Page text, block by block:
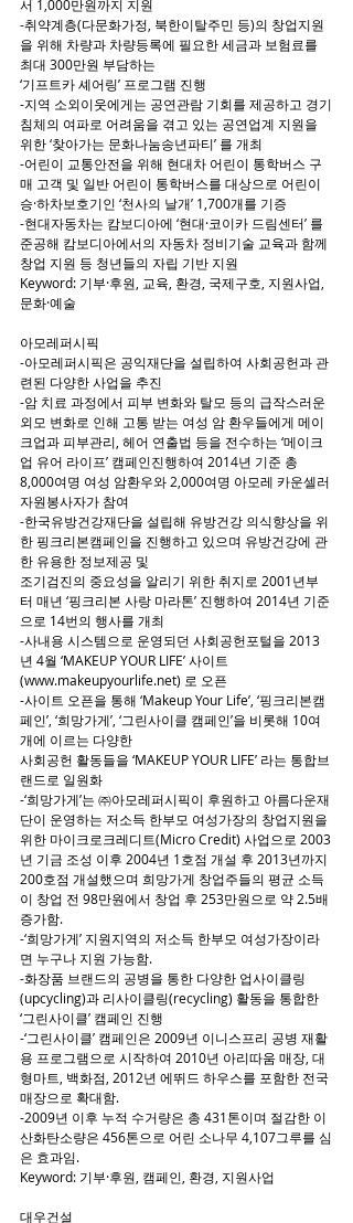
서 1,000만원까지 지원
-취약계층(다문화가정, 북한이탈주민 등)의 창업지원
을 위해 차량과 차량등록에 필요한 세금과 보험료를
최대 300만원 부담하는
‘기프트카 셰어링’ 프로그램 진행
-지역 소외이웃에게는 공연관람 기회를 제공하고 경기
침체의 여파로 어려움을 겪고 있는 공연업계 지원을
위한 ‘찾아가는 문화나눔송년파티’ 를 개최
-어린이 교통안전을 위해 현대차 어린이 통학버스 구
매 고객 및 일반 어린이 통학버스를 대상으로 어린이
승·하차보호기인 ‘천사의 날개’ 1,700개를 기증
-현대자동차는 캄보디아에 ‘현대·코이카 드림센터’ 를
준공해 캄보디아에서의 자동차 정비기술 교육과 함께
창업 지원 등 청년들의 자립 기반 지원
Keyword: 기부·후원, 교육, 환경, 국제구호, 지원사업,
문화·예술
아모레퍼시픽
-아모레퍼시픽은 공익재단을 설립하여 사회공헌과 관
련된 다양한 사업을 추진
-암 치료 과정에서 피부 변화와 탈모 등의 급작스러운
외모 변화로 인해 고통 받는 여성 암 환우들에게 메이
크업과 피부관리, 헤어 연출법 등을 전수하는 ‘메이크
업 유어 라이프’ 캠페인진행하여 2014년 기준 총
8,000여명 여성 암환우와 2,000여명 아모레 카운셀러
자원봉사자가 참여
-한국유방건강재단을 설립해 유방건강 의식향상을 위
한 핑크리본캠페인을 진행하고 있으며 유방건강에 관
한 유용한 정보제공 및
조기검진의 중요성을 알리기 위한 취지로 2001년부
터 매년 ‘핑크리본 사랑 마라톤’ 진행하여 2014년 기준
으로 14번의 행사를 개최
-사내용 시스템으로 운영되던 사회공헌포털을 2013
년 4월 ‘MAKEUP YOUR LIFE’ 사이트
(www.makeupyourlife.net) 로 오픈
-사이트 오픈을 통해 ‘Makeup Your Life’, ‘핑크리본캠
페인’, ‘희망가게’, ‘그린사이클 캠페인’을 비롯해 10여
개에 이르는 다양한
사회공헌 활동들을 ‘MAKEUP YOUR LIFE’ 라는 통합브
랜드로 일원화
-‘희망가게’는 ㈜아모레퍼시픽이 후원하고 아름다운재
단이 운영하는 저소득 한부모 여성가장의 창업지원을
위한 마이크로크레디트(Micro Credit) 사업으로 2003
년 기금 조성 이후 2004년 1호점 개설 후 2013년까지
200호점 개설했으며 희망가게 창업주들의 평균 소득
이 창업 전 98만원에서 창업 후 253만원으로 약 2.5배
증가함.
-‘희망가게’ 지원지역의 저소득 한부모 여성가장이라
면 누구나 지원 가능함.
-화장품 브랜드의 공병을 통한 다양한 업사이클링
(upcycling)과 리사이클링(recycling) 활동을 통합한
‘그린사이클’ 캠페인 진행
-‘그린사이클’ 캠페인은 2009년 이니스프리 공병 재활
용 프로그램으로 시작하여 2010년 아리따움 매장, 대
형마트, 백화점, 2012년 에뛰드 하우스를 포함한 전국
매장으로 확대함.
-2009년 이후 누적 수거량은 총 431톤이며 절감한 이
산화탄소량은 456톤으로 어린 소나무 4,107그루를 심
은 효과임.
Keyword: 기부·후원, 캠페인, 환경, 지원사업
대우건설